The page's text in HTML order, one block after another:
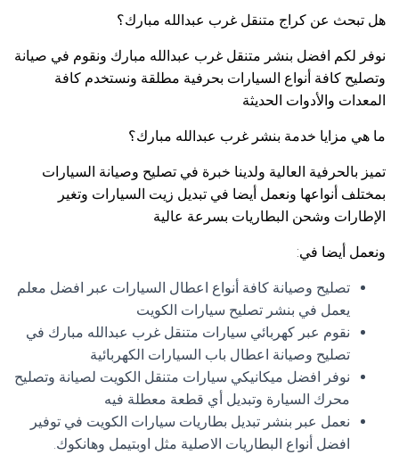
هل تبحث عن كراج متنقل غرب عبدالله مبارك؟
نوفر لكم افضل بنشر متنقل غرب عبدالله مبارك ونقوم في صيانة
وتصليح كافة أنواع السيارات بحرفية مطلقة ونستخدم كافة
المعدات والأدوات الحديثة
ما هي مزايا خدمة بنشر غرب عبدالله مبارك؟
تميز بالحرفية العالية ولدينا خبرة في تصليح وصيانة السيارات
بمختلف أنواعها ونعمل أيضا في تبديل زيت السيارات وتغير
الإطارات وشحن البطاريات بسرعة عالية
ونعمل أيضا في:
تصليح وصيانة كافة أنواع اعطال السيارات عبر افضل معلم
يعمل في بنشر تصليح سيارات الكويت
نقوم عبر كهربائي سيارات متنقل غرب عبدالله مبارك في
تصليح وصيانة اعطال باب السيارات الكهربائية
نوفر افضل ميكانيكي سيارات متنقل الكويت لصيانة وتصليح
محرك السيارة وتبديل أي قطعة معطلة فيه
نعمل عبر بنشر تبديل بطاريات سيارات الكويت في توفير
افضل أنواع البطاريات الاصلية مثل اوبتيمل وهانكوك.